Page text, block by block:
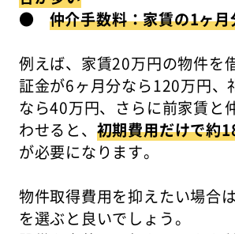
● 仲介手数料：家賃の1ヶ月
例えば、家賃20万円の物件を
証金が6ヶ月分なら120万円、
なら40万円、さらに前家賃と
わせると、 初期費用だけで約
が必要になります。
物件取得費用を抑えたい場合
を選ぶと良いでしょう。